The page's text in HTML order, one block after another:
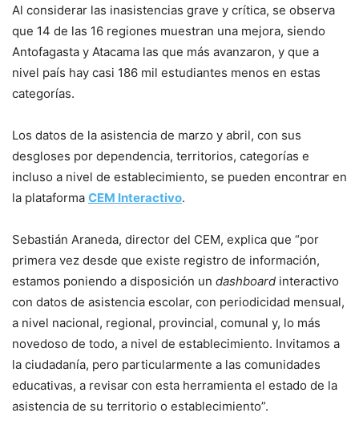
Al considerar las inasistencias grave y crítica, se observa
que 14 de las 16 regiones muestran una mejora, siendo
Antofagasta y Atacama las que más avanzaron, y que a
nivel país hay casi 186 mil estudiantes menos en estas
categorías.
Los datos de la asistencia de marzo y abril, con sus
desgloses por dependencia, territorios, categorías e
incluso a nivel de establecimiento, se pueden encontrar en
la plataforma CEM Interactivo.
Sebastián Araneda, director del CEM, explica que “por
primera vez desde que existe registro de información,
estamos poniendo a disposición un dashboard interactivo
con datos de asistencia escolar, con periodicidad mensual,
a nivel nacional, regional, provincial, comunal y, lo más
novedoso de todo, a nivel de establecimiento. Invitamos a
la ciudadanía, pero particularmente a las comunidades
educativas, a revisar con esta herramienta el estado de la
asistencia de su territorio o establecimiento”.